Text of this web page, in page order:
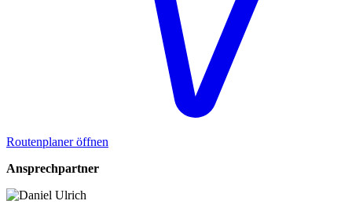
Routenplaner öffnen
Ansprechpartner